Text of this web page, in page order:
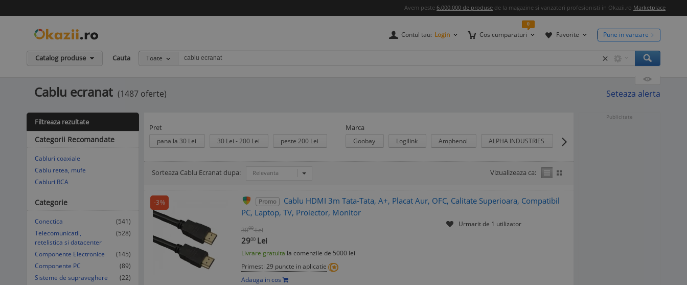
Avem peste 6.000.000 de produse de la magazine si vanzatori profesionisti in Okazii.ro Marketplace
Contul tau: Login Cos cumparaturi
0
Favorite Pune in vanzare
Catalog produse Cauta Toate ×
Cablu ecranat (1487 oferte) Seteaza alerta
Pret
pana la 30 Lei 30 Lei - 200 Lei peste 200 Lei
Marca
Goobay Logilink Amphenol ALPHA INDUSTRIES
Sorteaza Cablu Ecranat dupa: Relevanta Vizualizeaza ca:
Afisare Lista
Afisare galerie
-3% Promo
Cablu HDMI 3m Tata-Tata, A+, Placat Aur, OFC, Calitate Superioara, Compatibil
PC, Laptop, TV, Proiector, Monitor
3000 Lei
2900 Lei
Livrare gratuita la comenzile de 5000 lei
Primesti 29 puncte in aplicatie
Adauga in cos
Urmarit de 1 utilizator
Filtreaza rezultate
Categorii Recomandate
Cabluri coaxiale
Cablu retea, mufe
Cabluri RCA
Categorie
Conectica
(541)
Telecomunicatii,
retelistica si datacenter
(528)
Componente Electronice
(145)
Componente PC
(89)
Sisteme de supraveghere
(22)
Publicitate